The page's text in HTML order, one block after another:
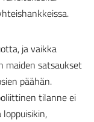
ja vaikka
maiden satsaukset
päähän.
tilanne ei